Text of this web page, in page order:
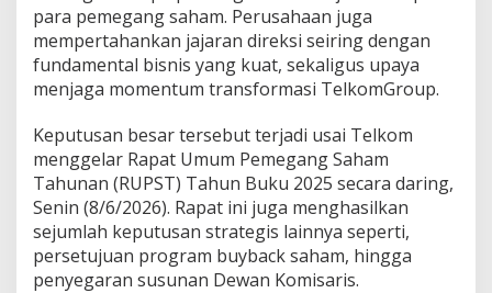
a
a
r
a
D
i
r
e
k
s
i
para pemegang saham. Perusahaan juga
mempertahankan jajaran direksi seiring dengan
fundamental bisnis yang kuat, sekaligus upaya
menjaga momentum transformasi TelkomGroup.
Keputusan besar tersebut terjadi usai Telkom
menggelar Rapat Umum Pemegang Saham
Tahunan (RUPST) Tahun Buku 2025 secara daring,
Senin (8/6/2026). Rapat ini juga menghasilkan
sejumlah keputusan strategis lainnya seperti,
persetujuan program buyback saham, hingga
penyegaran susunan Dewan Komisaris.